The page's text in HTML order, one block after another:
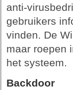
anti-
gebruikers
vinden. De
maar roepen
het systeem.
Backdoor